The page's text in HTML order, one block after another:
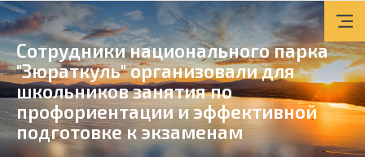
Сотрудники национального парка
"Зюраткуль" организовали для
школьников занятия по
профориентации и эффективной
подготовке к экзаменам